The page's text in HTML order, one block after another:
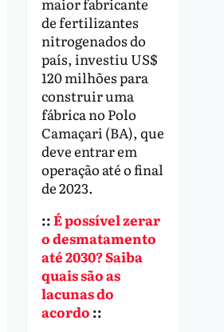
de fertilizantes
nitrogenados do
país, investiu US$
120 milhões para
construir uma
fábrica no Polo
Camaçari (BA), que
deve entrar em
operação até o final
de 2023.
::É possível zerar
o desmatamento
até 2030? Saiba
quais são as
lacunas do
acordo ::